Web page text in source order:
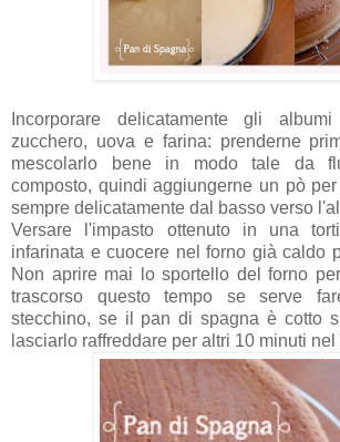
Incorporare delicatamente gli
zucchero, uova e farina: prenderne
mescolarlo bene in modo tale da
composto, quindi aggiungerne un pò
sempre delicatamente dal basso verso
Versare l'impasto ottenuto in una
infarinata e cuocere nel forno già caldo
Non aprire mai lo sportello del forno
trascorso questo tempo se serve
stecchino, se il pan di spagna è cotto
lasciarlo raffreddare per altri 10 minuti nel